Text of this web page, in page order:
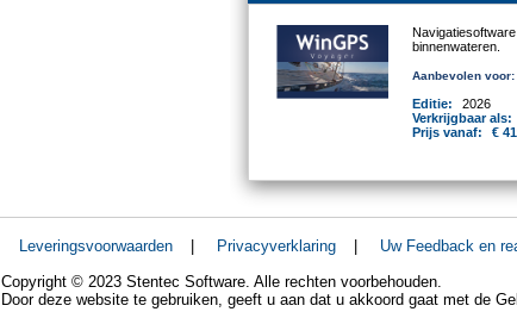
binnenwateren.
Aanbevolen voor:
Editie:
2026
Verkrijgbaar als:
Prijs vanaf:
€
Leveringsvoorwaarden | Privacyverklaring | Uw Feedback en
Copyright © 2023 Stentec Software. Alle rechten voorbehouden.
Door deze website te gebruiken, geeft u aan dat u akkoord gaat met de